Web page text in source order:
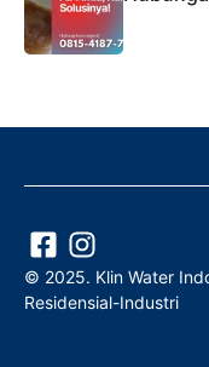
© 2025. Klin Water
Residensial-Industri